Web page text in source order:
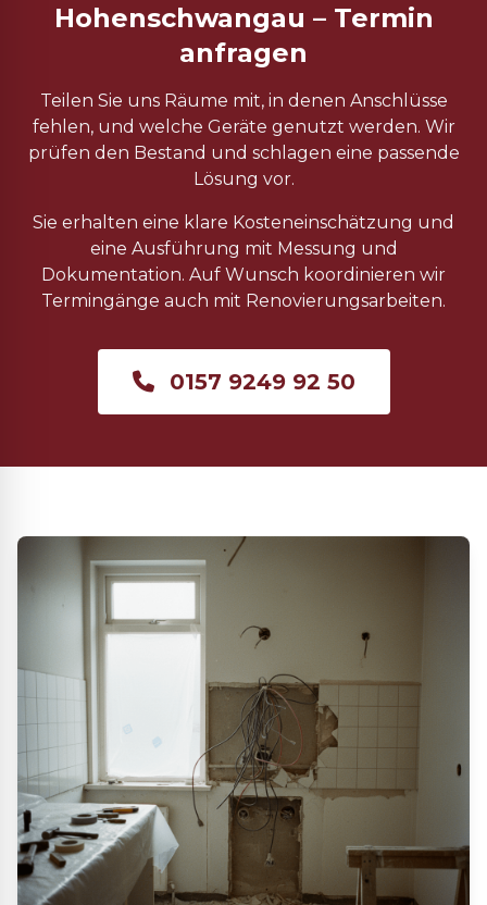
Hohenschwangau – Termin
anfragen
Teilen Sie uns Räume mit, in denen Anschlüsse
fehlen, und welche Geräte genutzt werden. Wir
prüfen den Bestand und schlagen eine passende
Lösung vor.
Sie erhalten eine klare Kosteneinschätzung und
eine Ausführung mit Messung und
Dokumentation. Auf Wunsch koordinieren wir
Termingänge auch mit Renovierungsarbeiten.
0157 9249 92 50